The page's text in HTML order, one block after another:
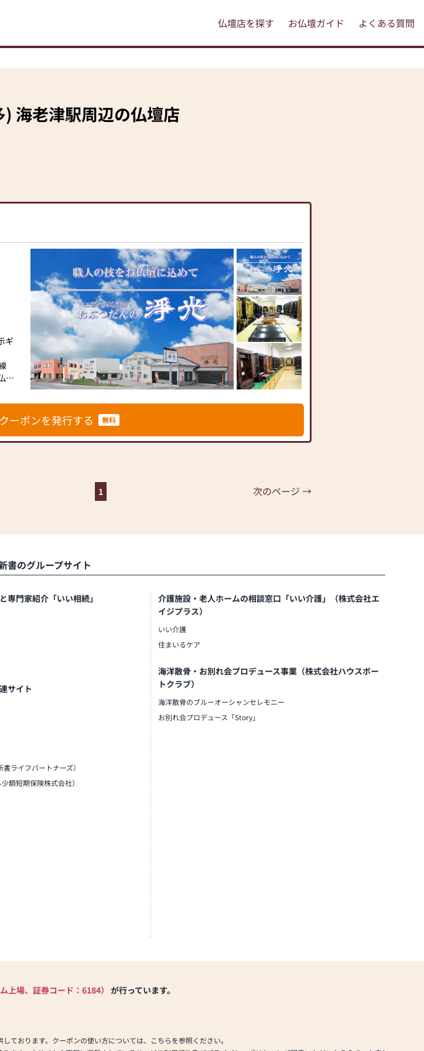
仏壇店を探す お仏壇ガイド よくある質問
) 海老津駅周辺の仏壇店
ギ
壇
能
ーポンを発行する 無料
1 次のページ →
書のグループサイト
専門家紹介「いい相続」
サイト
ライフパートナーズ）
額短期保険株式会社）
介護施設・老人ホームの相談窓口「いい介護」（株式会社エ
イジプラス）
いい介護
住まいるケア
海洋散骨・お別れ会プロデュース事業（株式会社ハウスボー
トクラブ）
海洋散骨のブルーオーシャンセレモニー
お別れ会プロデュース「Story」
上場、証券コード：6184） が行っています。
ております。クーポンの使い方については、こちらを参照ください。